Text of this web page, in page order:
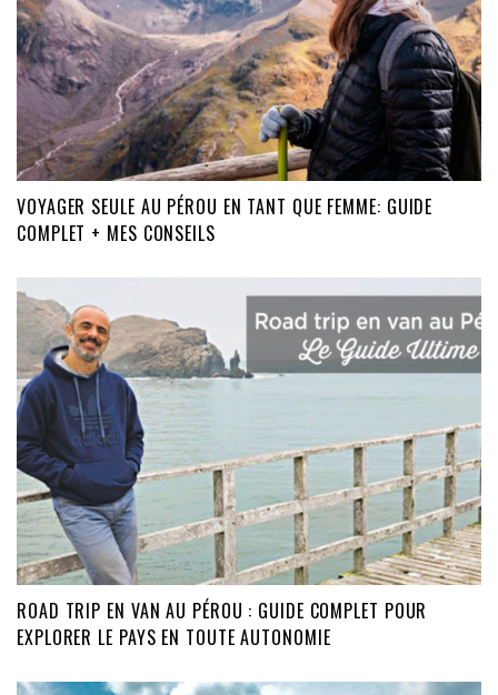
VOYAGER SEULE AU PÉROU EN TANT QUE FEMME: GUIDE
COMPLET + MES CONSEILS
ROAD TRIP EN VAN AU PÉROU : GUIDE COMPLET POUR
EXPLORER LE PAYS EN TOUTE AUTONOMIE